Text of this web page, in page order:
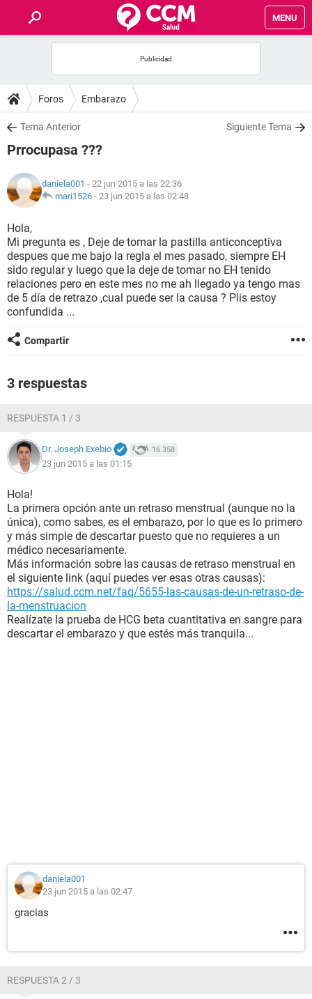
MENU
FOROS
SALUD
NUTRICIÓN
BIENESTAR
SEXUALIDAD
GLOSARIO
Foros Embarazo
Tema Anterior Siguiente Tema
Prrocupasa ???
daniela001 - 22 jun 2015 a las 22:36
mari1526 - 23 jun 2015 a las 02:48
Hola,
Mi pregunta es , Deje de tomar la pastilla anticonceptiva
despues que me bajo la regla el mes pasado, siempre EH
sido regular y luego que la deje de tomar no EH tenido
relaciones pero en este mes no me ah llegado ya tengo mas
de 5 día de retrazo ,cual puede ser la causa ? Plis estoy
confundida ...
Compartir
3 respuestas
RESPUESTA 1 / 3
Dr. Joseph Exebio 16.358
23 jun 2015 a las 01:15
Hola!
La primera opción ante un retraso menstrual (aunque no la
única), como sabes, es el embarazo, por lo que es lo primero
y más simple de descartar puesto que no requieres a un
médico necesariamente.
Más información sobre las causas de retraso menstrual en
el siguiente link (aquí puedes ver esas otras causas):
https://salud.ccm.net/faq/5655-las-causas-de-un-retraso-de-
la-menstruacion
Realízate la prueba de HCG beta cuantitativa en sangre para
descartar el embarazo y que estés más tranquila...
daniela001
23 jun 2015 a las 02:47
gracias
RESPUESTA 2 / 3